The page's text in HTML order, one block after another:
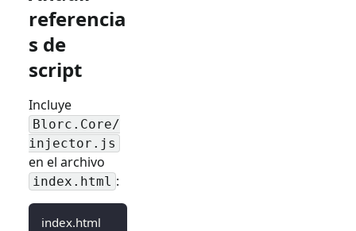
referencia
s de
script
Incluye
Blorc.Core/
injector.js
en el archivo
index.html :
index.html